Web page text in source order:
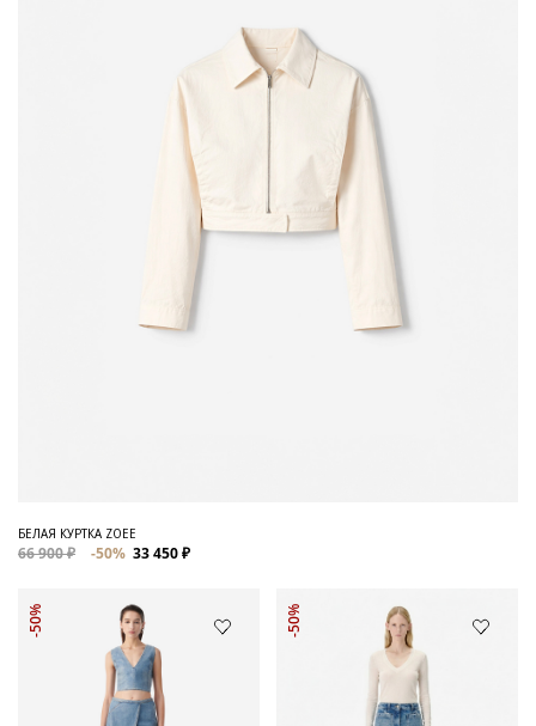
БЕЛАЯ КУРТКА ZOEE
66 900 ₽ -50% 33 450 ₽
-50% -50%